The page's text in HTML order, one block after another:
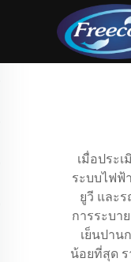
เมื่อประ
ระบบไฟฟ้
ยูวี และ
การระบา
เย็นปาน
น้อยที่สุด ร